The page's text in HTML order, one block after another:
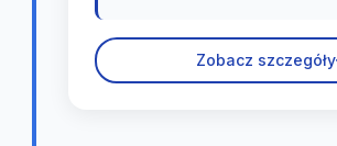
Zobacz szczegóły